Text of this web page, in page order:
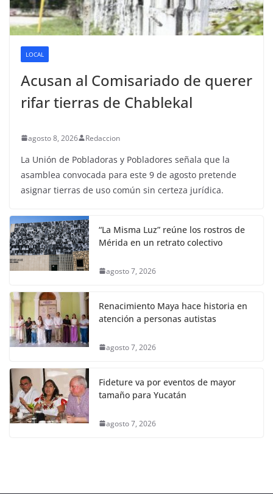
LOCAL
Acusan al Comisariado de querer
rifar tierras de Chablekal
agosto 8, 2026 Redaccion
La Unión de Pobladoras y Pobladores señala que la
asamblea convocada para este 9 de agosto pretende
asignar tierras de uso común sin certeza jurídica.
“La Misma Luz” reúne los rostros de
Mérida en un retrato colectivo
agosto 7, 2026
Renacimiento Maya hace historia en
atención a personas autistas
agosto 7, 2026
Fideture va por eventos de mayor
tamaño para Yucatán
agosto 7, 2026